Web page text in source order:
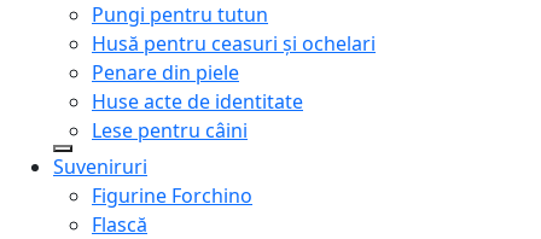
Pungi pentru tutun
Husă pentru ceasuri și ochelari
Penare din piele
Huse acte de identitate
Lese pentru câini
Suveniruri
Figurine Forchino
Flască